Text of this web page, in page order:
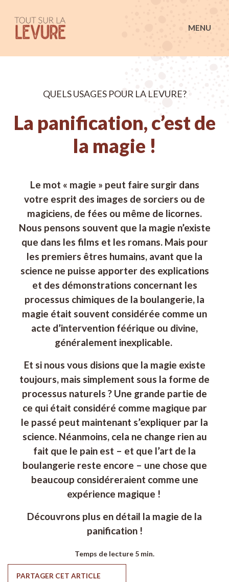
MENU
QUELS USAGES POUR LA LEVURE?
La panification, c’est de
la magie !
Le mot « magie » peut faire surgir dans
votre esprit des images de sorciers ou de
magiciens, de fées ou même de licornes.
Nous pensons souvent que la magie n’existe
que dans les films et les romans. Mais pour
les premiers êtres humains, avant que la
science ne puisse apporter des explications
et des démonstrations concernant les
processus chimiques de la boulangerie, la
magie était souvent considérée comme un
acte d’intervention féérique ou divine,
généralement inexplicable.
Et si nous vous disions que la magie existe
toujours, mais simplement sous la forme de
processus naturels ? Une grande partie de
ce qui était considéré comme magique par
le passé peut maintenant s’expliquer par la
science. Néanmoins, cela ne change rien au
fait que le pain est – et que l’art de la
boulangerie reste encore – une chose que
beaucoup considéreraient comme une
expérience magique !
Découvrons plus en détail la magie de la
panification !
Temps de lecture 5 min.
PARTAGER CET ARTICLE